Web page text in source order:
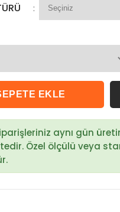
:
aynı gün
Özel ölçülü veya